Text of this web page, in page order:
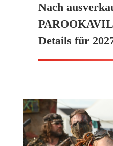
Nach
Details für